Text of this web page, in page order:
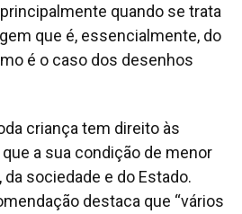
quando se trata
que é, essencialmente, do
é o caso dos desenhos
criança tem direito às
a sua condição de menor
sociedade e do Estado.
destaca que “vários